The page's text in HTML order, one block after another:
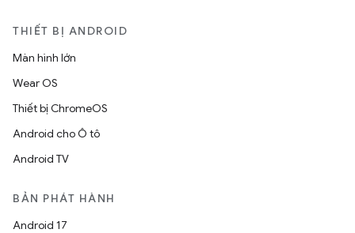
THIẾT BỊ ANDROID
Màn hình lớn
Wear OS
Thiết bị ChromeOS
Android cho Ô tô
Android TV
BẢN PHÁT HÀNH
Android 17